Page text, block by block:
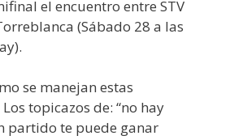
el encuentro entre STV
(Sábado 28 a las
se manejan estas
topicazos de: “no hay
partido te puede ganar